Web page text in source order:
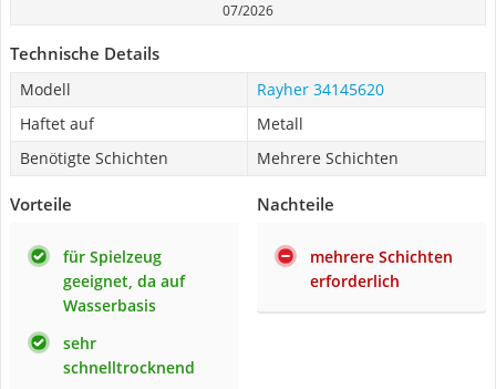
07/2026
Technische Details
Modell
Rayher 34145620
Haftet auf
Metall
Benötigte Schichten
Mehrere Schichten
Vorteile
für Spielzeug
geeignet, da auf
Wasserbasis
sehr
schnelltrocknend
Nachteile
mehrere Schichten
erforderlich